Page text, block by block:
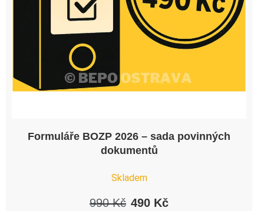
Formuláře BOZP 2026 – sada povinných
dokumentů
Skladem
990Kč 490 Kč